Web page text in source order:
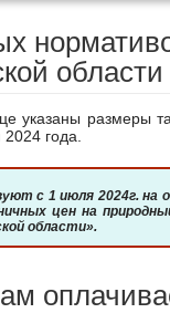
года.
цен на
области».